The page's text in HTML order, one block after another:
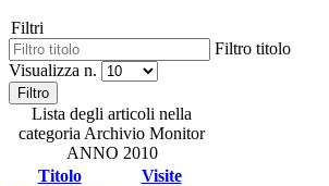
Filtri
Filtro titolo
Visualizza n.
Filtro
Lista degli articoli nella
categoria Archivio Monitor
ANNO 2010
Titolo
Visite